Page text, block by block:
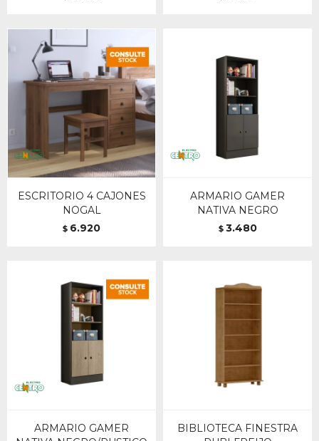
ESCRITORIO 4 CAJONES
NOGAL
$ 6.920
ARMARIO GAMER
NATIVA NEGRO
$ 3.480
ARMARIO GAMER
BIBLIOTECA FINESTRA